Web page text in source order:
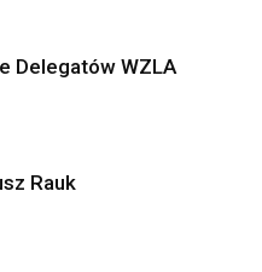
Delegatów WZLA
Rauk